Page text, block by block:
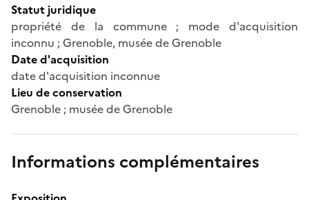
Statut juridique
propriété de la commune ; mode d'acquisition
inconnu ; Grenoble, musée de Grenoble
Date d'acquisition
date d'acquisition inconnue
Lieu de conservation
Grenoble ; musée de Grenoble
Informations complémentaires